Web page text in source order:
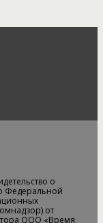
о
Федеральной
от
ООО «Время